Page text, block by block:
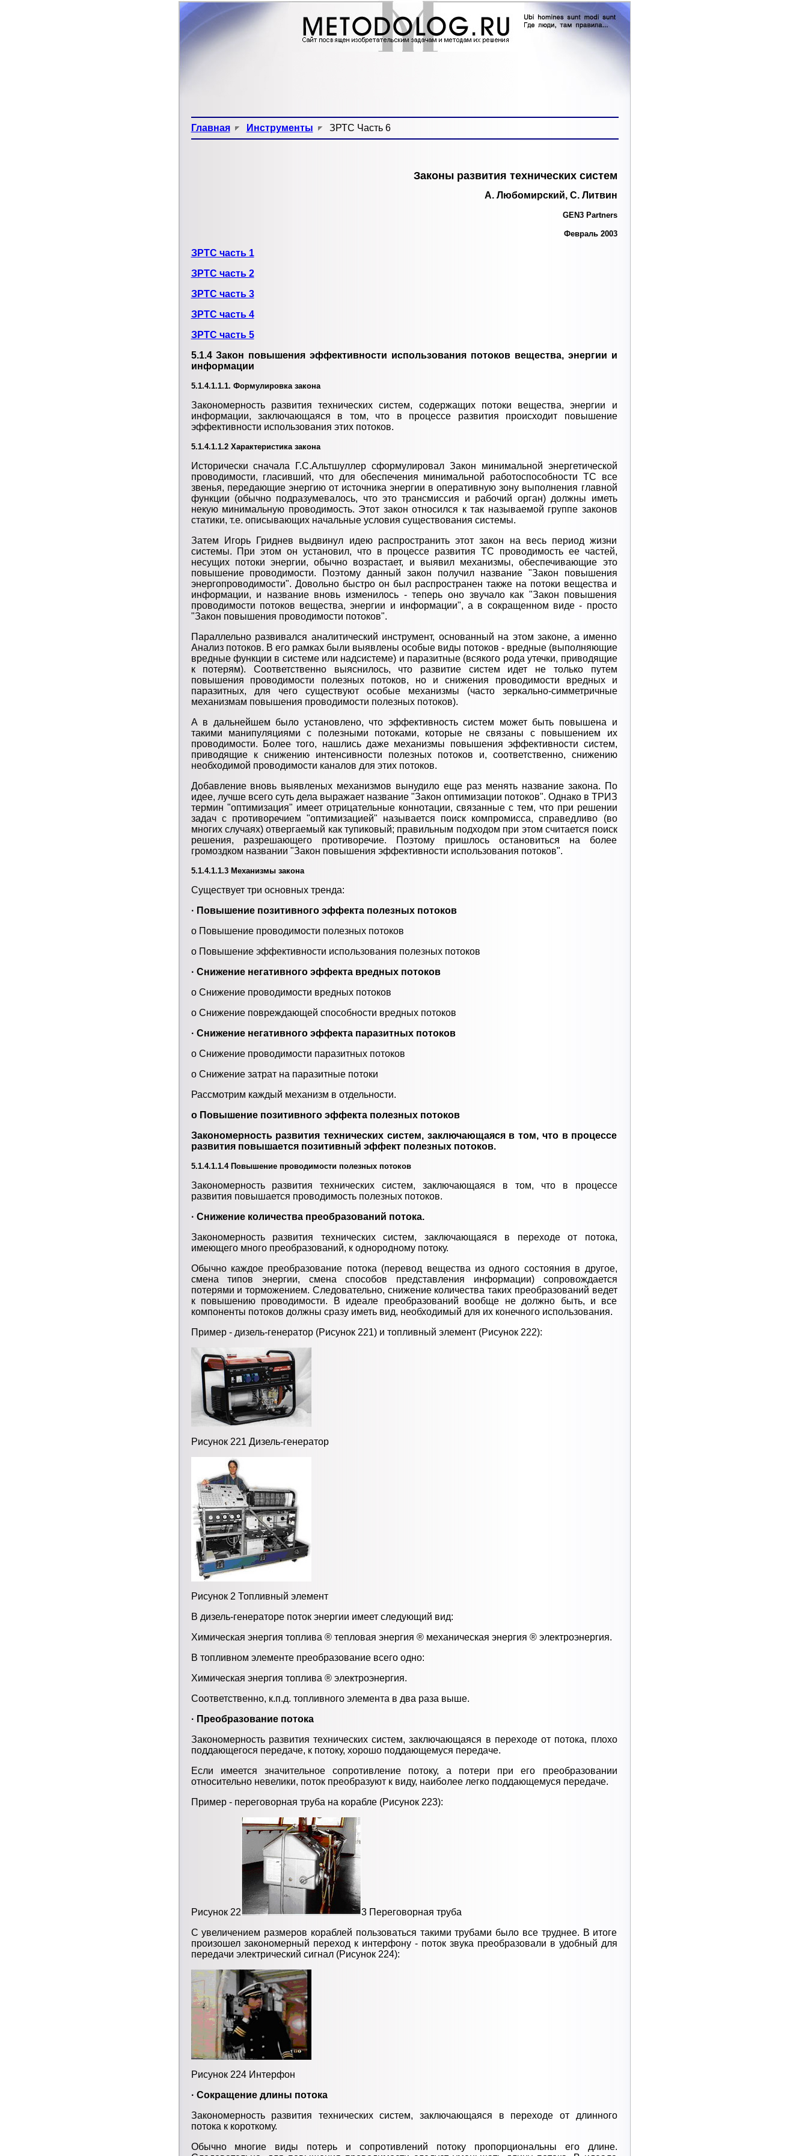
Главная Инструменты ЗРТС Часть 6
Законы развития технических систем
А. Любомирский, С. Литвин
GEN3 Partners
Февраль 2003
ЗРТС часть 1
ЗРТС часть 2
ЗРТС часть 3
ЗРТС часть 4
ЗРТС часть 5
5.1.4 Закон повышения эффективности использования потоков вещества, энергии и
информации
5.1.4.1.1.1. Формулировка закона
Закономерность развития технических систем, содержащих потоки вещества, энергии и
информации, заключающаяся в том, что в процессе развития происходит повышение
эффективности использования этих потоков.
5.1.4.1.1.2 Характеристика закона
Исторически сначала Г.С.Альтшуллер сформулировал Закон минимальной энергетической
проводимости, гласивший, что для обеспечения минимальной работоспособности ТС все
звенья, передающие энергию от источника энергии в оперативную зону выполнения главной
функции (обычно подразумевалось, что это трансмиссия и рабочий орган) должны иметь
некую минимальную проводимость. Этот закон относился к так называемой группе законов
статики, т.е. описывающих начальные условия существования системы.
Затем Игорь Гриднев выдвинул идею распространить этот закон на весь период жизни
системы. При этом он установил, что в процессе развития ТС проводимость ее частей,
несущих потоки энергии, обычно возрастает, и выявил механизмы, обеспечивающие это
повышение проводимости. Поэтому данный закон получил название "Закон повышения
энергопроводимости". Довольно быстро он был распространен также на потоки вещества и
информации, и название вновь изменилось - теперь оно звучало как "Закон повышения
проводимости потоков вещества, энергии и информации", а в сокращенном виде - просто
"Закон повышения проводимости потоков".
Параллельно развивался аналитический инструмент, основанный на этом законе, а именно
Анализ потоков. В его рамках были выявлены особые виды потоков - вредные (выполняющие
вредные функции в системе или надсистеме) и паразитные (всякого рода утечки, приводящие
к потерям). Соответственно выяснилось, что развитие систем идет не только путем
повышения проводимости полезных потоков, но и снижения проводимости вредных и
паразитных, для чего существуют особые механизмы (часто зеркально-симметричные
механизмам повышения проводимости полезных потоков).
А в дальнейшем было установлено, что эффективность систем может быть повышена и
такими манипуляциями с полезными потоками, которые не связаны с повышением их
проводимости. Более того, нашлись даже механизмы повышения эффективности систем,
приводящие к снижению интенсивности полезных потоков и, соответственно, снижению
необходимой проводимости каналов для этих потоков.
Добавление вновь выявленых механизмов вынудило еще раз менять название закона. По
идее, лучше всего суть дела выражает название "Закон оптимизации потоков". Однако в ТРИЗ
термин "оптимизация" имеет отрицательные коннотации, связанные с тем, что при решении
задач с противоречием "оптимизацией" называется поиск компромисса, справедливо (во
многих случаях) отвергаемый как тупиковый; правильным подходом при этом считается поиск
решения, разрешающего противоречие. Поэтому пришлось остановиться на более
громоздком названии "Закон повышения эффективности использования потоков".
5.1.4.1.1.3 Механизмы закона
Существует три основных тренда:
· Повышение позитивного эффекта полезных потоков
o Повышение проводимости полезных потоков
o Повышение эффективности использования полезных потоков
· Снижение негативного эффекта вредных потоков
o Снижение проводимости вредных потоков
o Снижение повреждающей способности вредных потоков
· Снижение негативного эффекта паразитных потоков
o Снижение проводимости паразитных потоков
o Снижение затрат на паразитные потоки
Рассмотрим каждый механизм в отдельности.
o Повышение позитивного эффекта полезных потоков
Закономерность развития технических систем, заключающаяся в том, что в процессе
развития повышается позитивный эффект полезных потоков.
5.1.4.1.1.4 Повышение проводимости полезных потоков
Закономерность развития технических систем, заключающаяся в том, что в процессе
развития повышается проводимость полезных потоков.
· Снижение количества преобразований потока.
Закономерность развития технических систем, заключающаяся в переходе от потока,
имеющего много преобразований, к однородному потоку.
Обычно каждое преобразование потока (перевод вещества из одного состояния в другое,
смена типов энергии, смена способов представления информации) сопровождается
потерями и торможением. Следовательно, снижение количества таких преобразований ведет
к повышению проводимости. В идеале преобразований вообще не должно быть, и все
компоненты потоков должны сразу иметь вид, необходимый для их конечного использования.
Пример - дизель-генератор (Рисунок 221) и топливный элемент (Рисунок 222):
Рисунок 221 Дизель-генератор
Рисунок 2 Топливный элемент
В дизель-генераторе поток энергии имеет следующий вид:
Химическая энергия топлива ® тепловая энергия ® механическая энергия ® электроэнергия.
В топливном элементе преобразование всего одно:
Химическая энергия топлива ® электроэнергия.
Соответственно, к.п.д. топливного элемента в два раза выше.
· Преобразование потока
Закономерность развития технических систем, заключающаяся в переходе от потока, плохо
поддающегося передаче, к потоку, хорошо поддающемуся передаче.
Если имеется значительное cопротивление потоку, а потери при его преобразовании
относительно невелики, поток преобразуют к виду, наиболее легко поддающемуся передаче.
Пример - переговорная труба на корабле (Рисунок 223):
Рисунок 22
3 Переговорная труба
С увеличением размеров кораблей пользоваться такими трубами было все труднее. В итоге
произошел закономерный переход к интерфону - поток звука преобразовали в удобный для
передачи электрический сигнал (Рисунок 224):
Рисунок 224 Интерфон
· Сокращение длины потока
Закономерность развития технических систем, заключающаяся в переходе от длинного
потока к короткому.
Обычно многие виды потерь и сопротивлений потоку пропорциональны его длине.